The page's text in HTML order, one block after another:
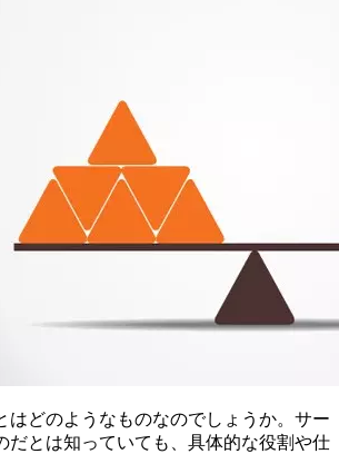
はどのようなものなのでしょうか。サー
だとは知っていても、具体的な役割や仕